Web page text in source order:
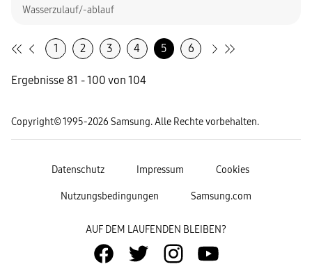
Wasserzulauf/-ablauf
1 2 3 4 5 6
Ergebnisse 81 - 100 von 104
Copyright© 1995-2026 Samsung. Alle Rechte vorbehalten.
Datenschutz Impressum Cookies
Nutzungsbedingungen Samsung.com
AUF DEM LAUFENDEN BLEIBEN?